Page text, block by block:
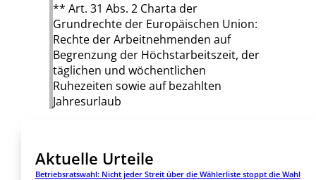
** Art. 31 Abs. 2 Charta der
Grundrechte der Europäischen Union:
Rechte der Arbeitnehmenden auf
Begrenzung der Höchstarbeitszeit, der
täglichen und wöchentlichen
Ruhezeiten sowie auf bezahlten
Jahresurlaub
Aktuelle Urteile
Betriebsratswahl: Nicht jeder Streit über die Wählerliste stoppt die Wahl